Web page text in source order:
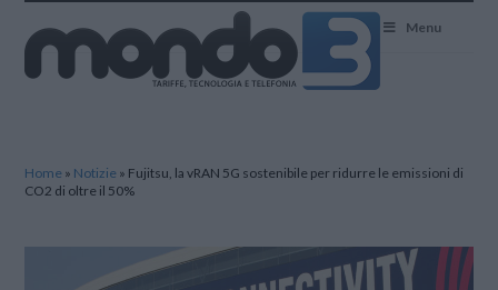
Menu
Home » Notizie » Fujitsu, la vRAN 5G sostenibile per ridurre le emissioni di
CO2 di oltre il 50%